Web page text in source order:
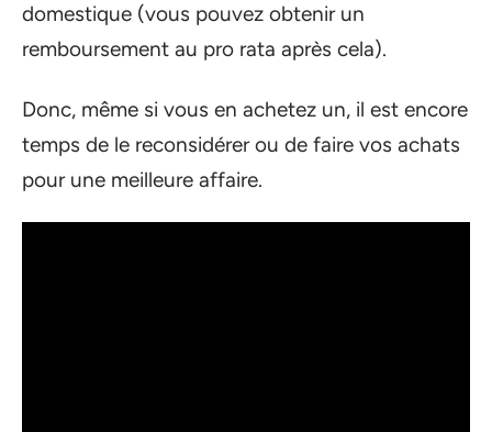
domestique (vous pouvez obtenir un
remboursement au pro rata après cela).
Donc, même si vous en achetez un, il est encore
temps de le reconsidérer ou de faire vos achats
pour une meilleure affaire.